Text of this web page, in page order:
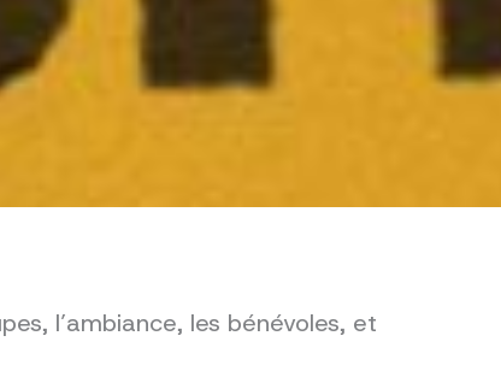
l’ambiance, les bénévoles, et